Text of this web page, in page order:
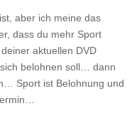
aber ich meine das
dass du mehr Sport
aktuellen DVD
sich belohnen soll… dann
Sport ist Belohnung und